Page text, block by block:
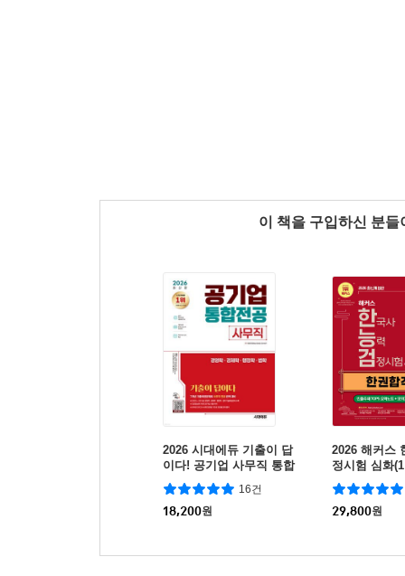
이 책을 구입하신 분
2026 시대에듀 기출이 답
이다! 공기업 사무직 통합
전공(경영학/경제학/행정
학/법학)
16건
18,200원
2026 해커스
정시험 심화
능검 한권합
TOP5 요약노
29,800원